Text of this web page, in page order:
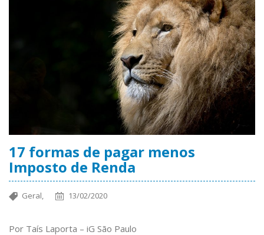
17 formas de pagar menos
Imposto de Renda
Geral, 13/02/2020
Por Taís Laporta – iG São Paulo